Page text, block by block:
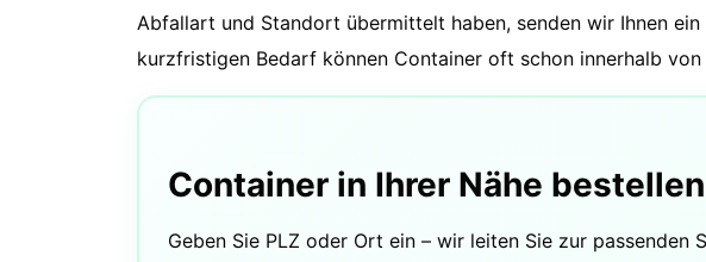
Abfallart und Standort übermittelt haben, senden wir Ihnen
kurzfristigen Bedarf können Container oft schon innerhalb
Container in Ihrer Nähe bestellen
Geben Sie PLZ oder Ort ein – wir leiten Sie zur passenden